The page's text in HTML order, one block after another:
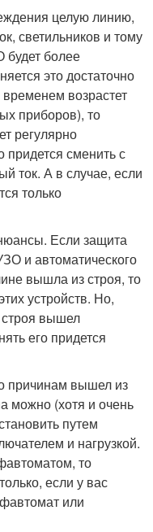
целую линию,
светильников и тому
будет более
это достаточно
временем возрастет
приборов), то
регулярно
придется сменить с
ток. А в случае, если
только
Если защита
и автоматического
вышла из строя, то
устройств. Но,
вышел
его придется
причинам вышел из
можно (хотя и очень
путем
и нагрузкой.
то
если у вас
или